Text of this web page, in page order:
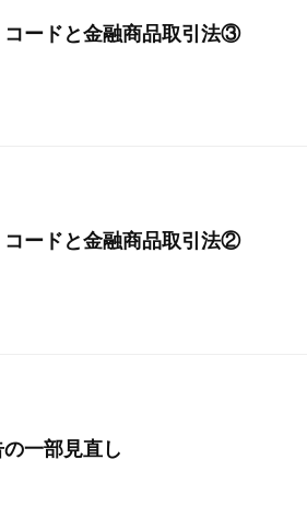
コードと金融商品取引法③
コードと金融商品取引法②
一部見直し